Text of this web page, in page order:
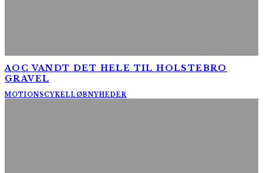
AOC VANDT DET HELE TIL HOLSTEBRO
GRAVEL
MOTIONSCYKELLØBNYHEDER